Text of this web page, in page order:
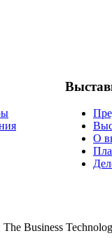
О
Business